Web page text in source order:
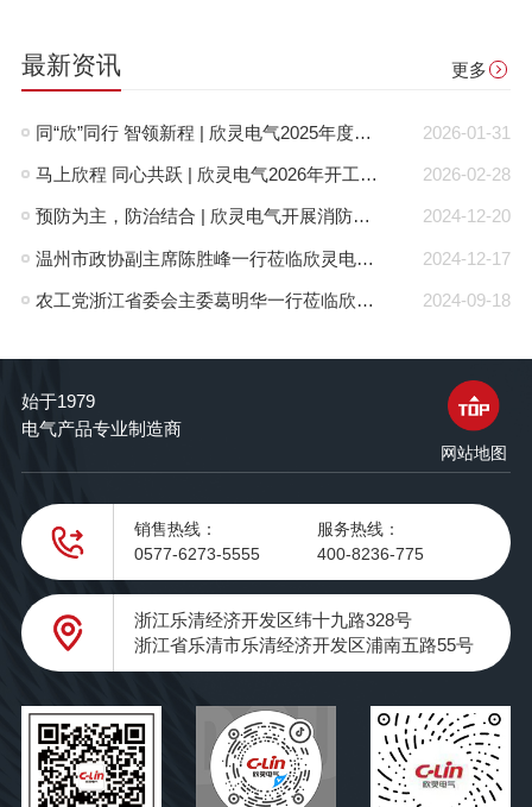
最新资讯 更多
2026-01-31
同“欣”同行 智领新程 | 欣灵电气2025年度表彰总结大会暨新年酒会成功举办！
2026-02-28
马上欣程 同心共跃 | 欣灵电气2026年开工大吉！
2024-12-20
预防为主，防治结合 | 欣灵电气开展消防应急预案演练活动
2024-12-17
温州市政协副主席陈胜峰一行莅临欣灵电气调研指导
2024-09-18
农工党浙江省委会主委葛明华一行莅临欣灵电气考察调研
始于1979
电气产品专业制造商
网站地图
销售热线：
0577-6273-5555
服务热线：
400-8236-775
浙江乐清经济开发区纬十九路328号
浙江省乐清市乐清经济开发区浦南五路55号